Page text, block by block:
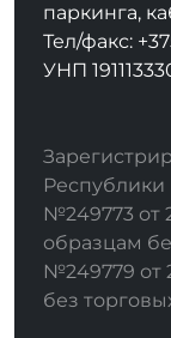
паркинга,
Тел/факс:
УНП
Республики
№249773 от
образцам
№249779 от
без